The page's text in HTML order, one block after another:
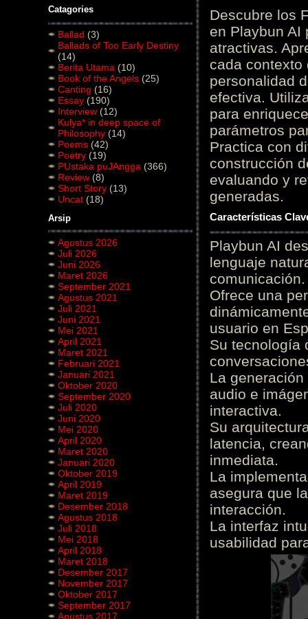
Catagories
Ballad (3)
Ballads of Too Early Destiny
(14)
Berita Utama (10)
Book of the Angels (25)
Canting (16)
Essay (190)
Interview (12)
Kulya* in deep space of
Philosophy (14)
Poems (42)
Poetry (19)
PUstaka puJAngga (366)
Review (8)
Short Story (13)
Uncat (18)
Arsip
Agustus 2026
Juli 2026
Juni 2026
Maret 2026
September 2021
Agustus 2021
Juli 2021
Juni 2021
Mei 2021
April 2021
Maret 2021
Februari 2021
Januari 2021
Oktober 2020
September 2020
Juli 2020
Juni 2020
Mei 2020
April 2020
Maret 2020
Januari 2020
Oktober 2019
April 2019
Maret 2019
Desember 2018
Agustus 2018
Juli 2018
Mei 2018
April 2018
Maret 2018
Desember 2017
November 2017
Oktober 2017
September 2017
Agustus 2017
Descubre los
en Playbun AI
atractivas.
cada contexto
personalidad
efectiva.
para
parámetros
Practica con
construcción
evaluando y
generadas.
Características
Playbun AI
lenguaje
comunicación.
Ofrece una
usuario en
Su tecnología
La
audio e
interactiva.
Su
latencia,
inmediata.
La
asegura que
interacción.
La interfaz
usabilidad